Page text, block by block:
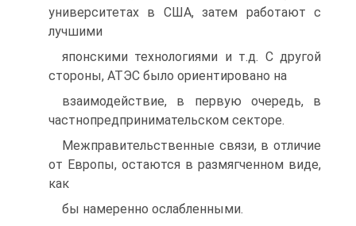
университетах в США, затем работают с
лучшими
японскими технологиями и т.д. С другой
стороны, АТЭС было ориентировано на
взаимодействие, в первую очередь, в
частнопредпринимательском секторе.
Межправительственные связи, в отличие
от Европы, остаются в размягченном виде,
как
бы намеренно ослабленными.